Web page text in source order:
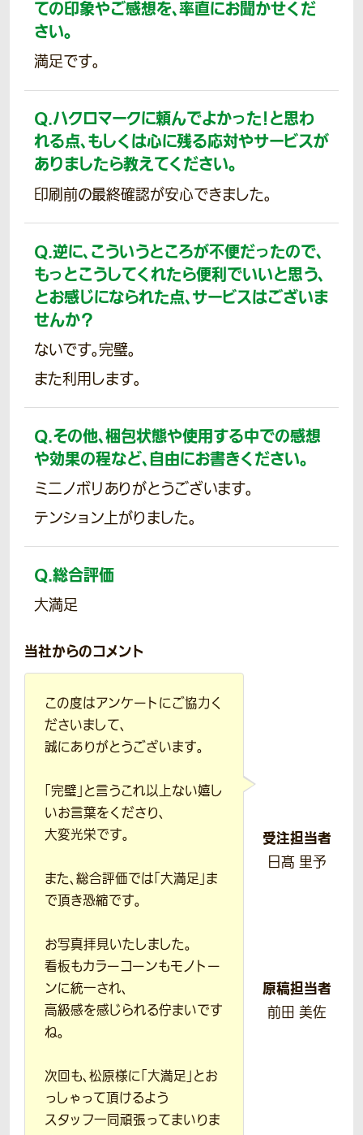
ての印象やご感想を、率直にお聞かせくだ
さい。
満足です。
Q.ハクロマークに頼んでよかった！と思わ
れる点、もしくは心に残る応対やサービスが
ありましたら教えてください。
印刷前の最終確認が安心できました。
Q.逆に、こういうところが不便だったので、
もっとこうしてくれたら便利でいいと思う、
とお感じになられた点、サービスはございま
せんか？
ないです。完璧。
また利用します。
Q.その他、梱包状態や使用する中での感想
や効果の程など、自由にお書きください。
ミニノボリありがとうございます。
テンション上がりました。
Q.総合評価
大満足
当社からのコメント
この度はアンケートにご協力く
ださいまして、
誠にありがとうございます。
「完璧」と言うこれ以上ない嬉し
いお言葉をくださり、
大変光栄です。
また、総合評価では「大満足」ま
で頂き恐縮です。
お写真拝見いたしました。
看板もカラーコーンもモノトー
ンに統一され、
高級感を感じられる佇まいです
ね。
次回も、松原様に「大満足」とお
っしゃって頂けるよう
スタッフ一同頑張ってまいりま
受注担当者
日髙 里予
原稿担当者
前田 美佐